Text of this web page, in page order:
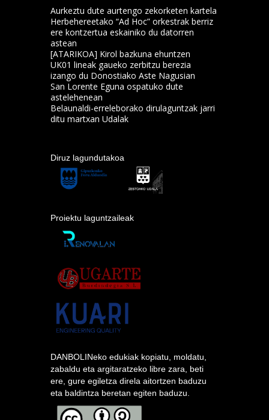
Aurkeztu dute aurtengo zekorketen kartela
Herbehereetako “Ad Hoc” orkestrak berriz
ere kontzertua eskainiko du datorren
astean
[ATARIKOA] Kirol bazkuna ehuntzen
UK01 lineak gaueko zerbitzu berezia
izango du Donostiako Aste Nagusian
San Lorente Eguna ospatuko dute
astelehenean
Belaunaldi-erreleborako dirulaguntzak jarri
ditu martxan Udalak
Diruz lagundutakoa
Proiektu laguntzaileak
DANBOLINeko edukiak kopiatu, moldatu,
zabaldu eta argitaratzeko libre zara, beti
ere, gure egiletza direla aitortzen baduzu
eta baldintza beretan egiten baduzu.